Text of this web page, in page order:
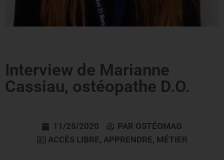
Interview de Marianne
Cassiau, ostéopathe D.O.
11/25/2020 PAR OSTÉOMAG
ACCÈS LIBRE, APPRENDRE, MÉTIER